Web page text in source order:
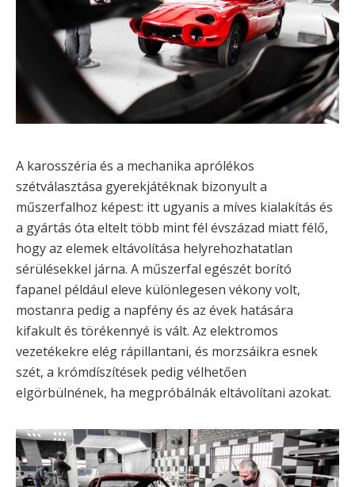
A karosszéria és a mechanika aprólékos
szétválasztása gyerekjátéknak bizonyult a
műszerfalhoz képest: itt ugyanis a míves kialakítás és
a gyártás óta eltelt több mint fél évszázad miatt félő,
hogy az elemek eltávolítása helyrehozhatatlan
sérülésekkel járna. A műszerfal egészét borító
fapanel például eleve különlegesen vékony volt,
mostanra pedig a napfény és az évek hatására
kifakult és törékennyé is vált. Az elektromos
vezetékekre elég rápillantani, és morzsáikra esnek
szét, a krómdíszítések pedig vélhetően
elgörbülnének, ha megpróbálnák eltávolítani azokat.